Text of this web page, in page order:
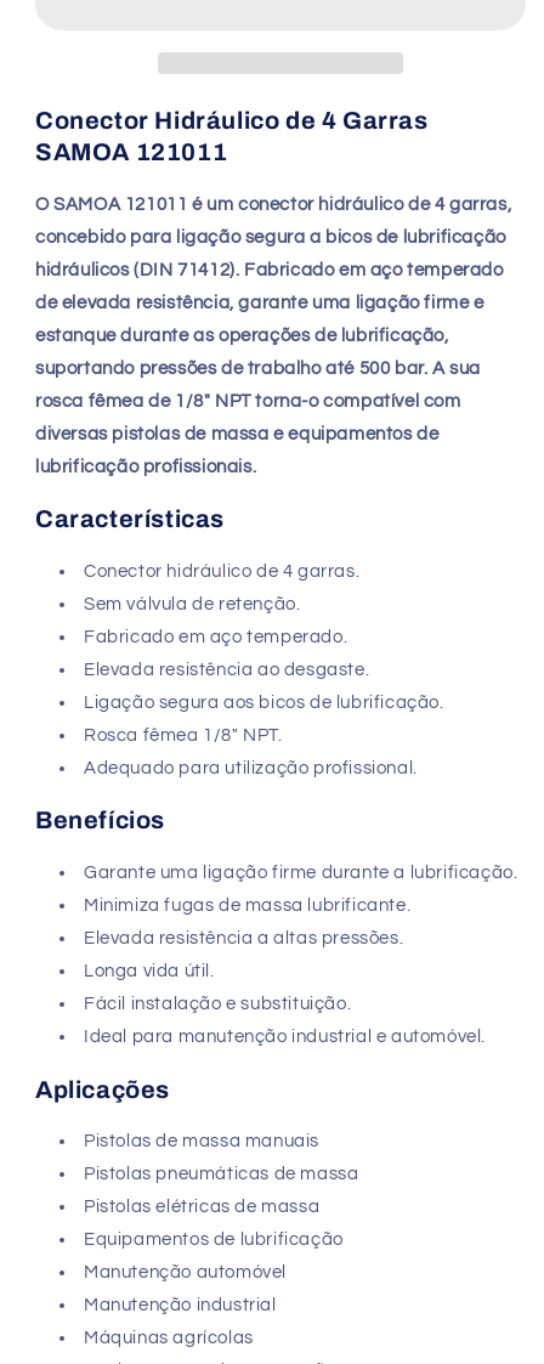
15
mm
15
mm
Conector Hidráulico de 4 Garras
SAMOA 121011
O SAMOA 121011 é um conector hidráulico de 4 garras,
concebido para ligação segura a bicos de lubrificação
hidráulicos (DIN 71412). Fabricado em aço temperado
de elevada resistência, garante uma ligação firme e
estanque durante as operações de lubrificação,
suportando pressões de trabalho até 500 bar. A sua
rosca fêmea de 1/8" NPT torna-o compatível com
diversas pistolas de massa e equipamentos de
lubrificação profissionais.
Características
Conector hidráulico de 4 garras.
Sem válvula de retenção.
Fabricado em aço temperado.
Elevada resistência ao desgaste.
Ligação segura aos bicos de lubrificação.
Rosca fêmea 1/8" NPT.
Adequado para utilização profissional.
Benefícios
Garante uma ligação firme durante a lubrificação.
Minimiza fugas de massa lubrificante.
Elevada resistência a altas pressões.
Longa vida útil.
Fácil instalação e substituição.
Ideal para manutenção industrial e automóvel.
Aplicações
Pistolas de massa manuais
Pistolas pneumáticas de massa
Pistolas elétricas de massa
Equipamentos de lubrificação
Manutenção automóvel
Manutenção industrial
Máquinas agrícolas